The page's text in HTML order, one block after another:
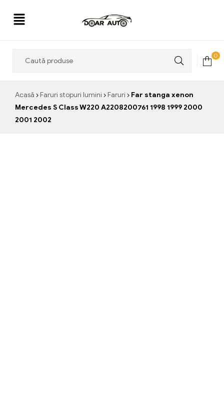
0
Acasă Faruri stopuri lumini Faruri
Far stanga xenon
Mercedes S Class W220 A2208200761 1998 1999 2000
2001 2002